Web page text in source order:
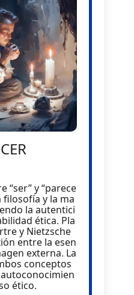
filosofía y la ma
la autentici
ética. Pla
y Nietzsche
entre la esen
externa. La
conceptos
ético.